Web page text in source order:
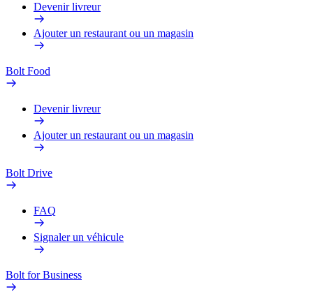
Devenir livreur
Ajouter un restaurant ou un magasin
Bolt Food
Devenir livreur
Ajouter un restaurant ou un magasin
Bolt Drive
FAQ
Signaler un véhicule
Bolt for Business